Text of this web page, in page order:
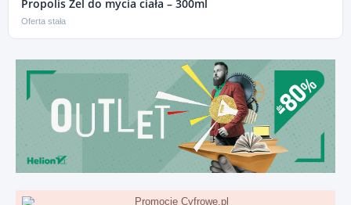
Propolis Żel do mycia ciała – 300ml
Oferta stała